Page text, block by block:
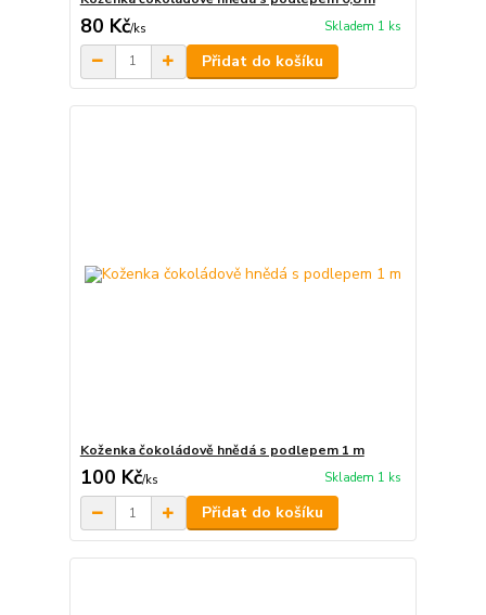
80 Kč/ks Skladem 1 ks
Přidat do košíku
Koženka čokoládově hnědá s podlepem 1 m
100 Kč/ks Skladem 1 ks
Přidat do košíku